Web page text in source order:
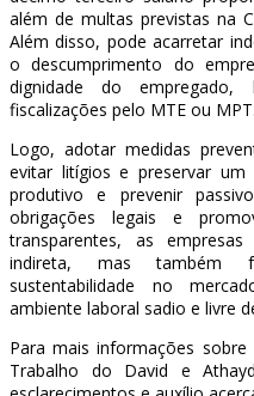
além de multas previstas na
Além disso, pode acarretar
o descumprimento do
dignidade do empregado,
fiscalizações pelo MTE ou MPT.
Logo, adotar medidas
evitar litígios e preservar
produtivo e prevenir
obrigações legais e
transparentes, as
indireta, mas também
sustentabilidade no
ambiente laboral sadio e livre
Para mais informações
Trabalho do David e